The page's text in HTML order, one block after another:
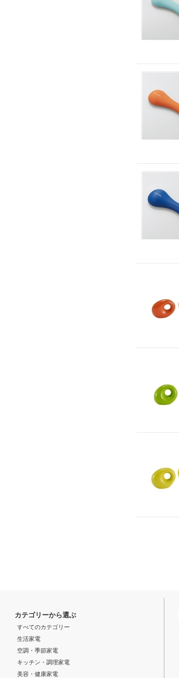
カテゴリーから選ぶ
すべてのカテゴリー
生活家電
空調・季節家電
キッチン・調理家電
美容・健康家電